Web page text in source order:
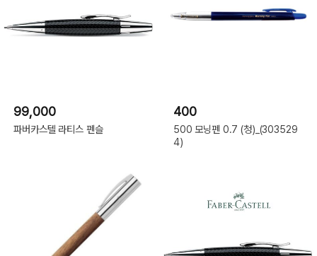
99,000
파버카스텔 라티스 펜슬
400
500 모닝펜 0.7 (청)_(303529
4)